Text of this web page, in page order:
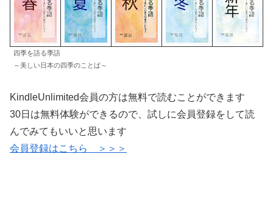
四季を語る季語
～美しい日本の四季のことば～
KindleUnlimited会員の方は無料で読むことができます
30日は無料体験ができるので、試しに会員登録をして読
んでみてもいいと思います
会員登録はこちら ＞＞＞